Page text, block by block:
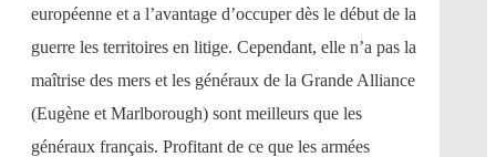
européenne et a l’avantage d’occuper dès le début de la
guerre les territoires en litige. Cependant, elle n’a pas la
maîtrise des mers et les généraux de la Grande Alliance
(Eugène et Marlborough) sont meilleurs que les
généraux français. Profitant de ce que les armées